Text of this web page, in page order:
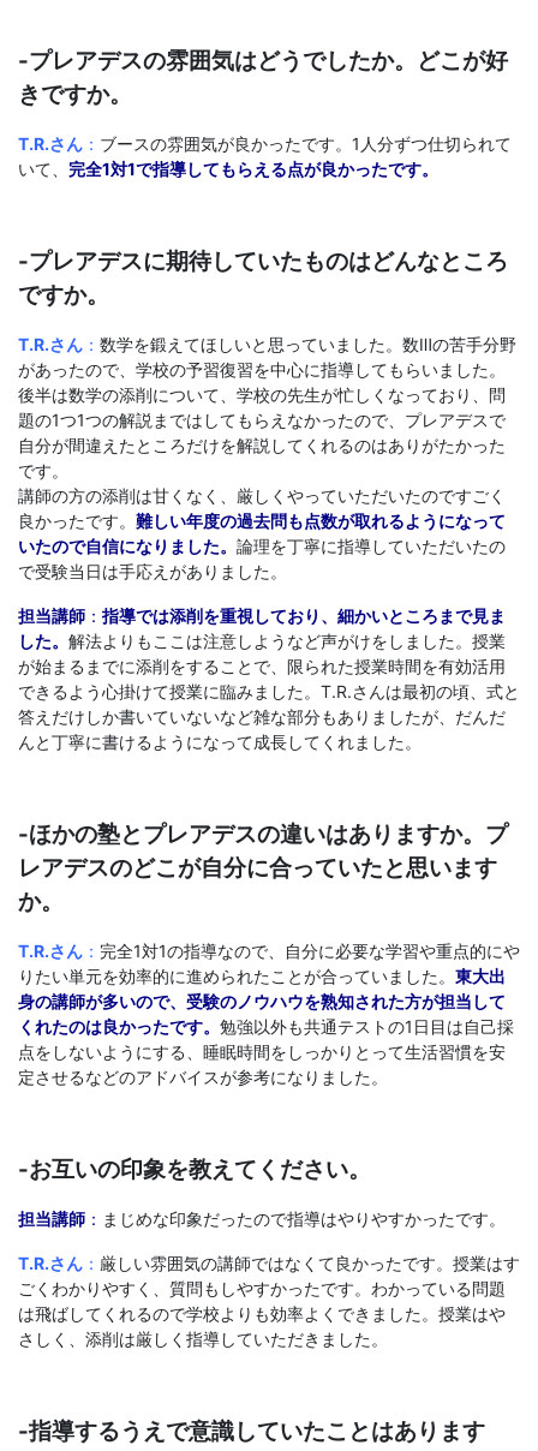
-プレアデスの雰囲気はどうでしたか。どこが好
きですか。
T.R.さん ： ブースの雰囲気が良かったです。1人分ずつ仕切られて
いて、 完全1対1で指導してもらえる点が良かったです。
-プレアデスに期待していたものはどんなところ
ですか。
T.R.さん ： 数学を鍛えてほしいと思っていました。数Ⅲの苦手分野
があったので、学校の予習復習を中心に指導してもらいました。
後半は数学の添削について、学校の先生が忙しくなっており、問
題の1つ1つの解説まではしてもらえなかったので、プレアデスで
自分が間違えたところだけを解説してくれるのはありがたかった
です。
講師の方の添削は甘くなく、厳しくやっていただいたのですごく
良かったです。 難しい年度の過去問も点数が取れるようになって
いたので自信になりました。 論理を丁寧に指導していただいたの
で受験当日は手応えがありました。
担当講師 ： 指導では添削を重視しており、細かいところまで見ま
した。 解法よりもここは注意しようなど声がけをしました。授業
が始まるまでに添削をすることで、限られた授業時間を有効活用
できるよう心掛けて授業に臨みました。T.R.さんは最初の頃、式と
答えだけしか書いていないなど雑な部分もありましたが、だんだ
んと丁寧に書けるようになって成長してくれました。
-ほかの塾とプレアデスの違いはありますか。プ
レアデスのどこが自分に合っていたと思います
か。
T.R.さん ： 完全1対1の指導なので、自分に必要な学習や重点的にや
りたい単元を効率的に進められたことが合っていました。 東大出
身の講師が多いので、受験のノウハウを熟知された方が担当して
くれたのは良かったです。 勉強以外も共通テストの1日目は自己採
点をしないようにする、睡眠時間をしっかりとって生活習慣を安
定させるなどのアドバイスが参考になりました。
-お互いの印象を教えてください。
担当講師 ： まじめな印象だったので指導はやりやすかったです。
T.R.さん ： 厳しい雰囲気の講師ではなくて良かったです。授業はす
ごくわかりやすく、質問もしやすかったです。わかっている問題
は飛ばしてくれるので学校よりも効率よくできました。授業はや
さしく、添削は厳しく指導していただきました。
-指導するうえで意識していたことはあります